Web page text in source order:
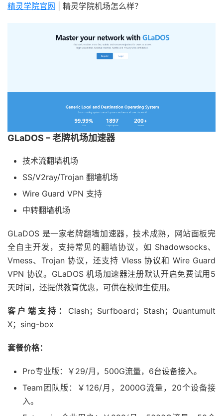
精灵学院官网 | 精灵学院机场怎么样？
GLaDOS – 老牌机场加速器
技术流翻墙机场
SS/V2ray/Trojan 翻墙机场
Wire Guard VPN 支持
中转翻墙机场
GLaDOS 是一家老牌翻墙加速器，技术成熟，网站面板完
全自主开发，支持常见的翻墙协议，如 Shadowsocks、
Vmess、Trojan 协议，还支持 Vless 协议和 Wire Guard
VPN 协议。GLaDOS 机场加速器注册默认开启免费试用5
天时间，还提供教育优惠，可供在校师生使用。
客户端支持： Clash；Surfboard；Stash；Quantumult
X；sing-box
套餐价格：
Pro专业版：￥29/月，500G流量，6台设备接入。
Team团队版：￥126/月，2000G流量，20个设备接
入。